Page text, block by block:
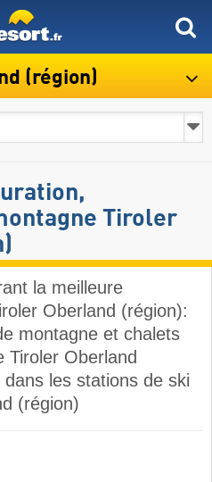
(région)
Tiroler
la meilleure
Oberland (région):
montagne et chalets
Tiroler Oberland
les stations de ski
(région)